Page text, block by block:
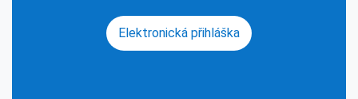
Elektronická přihláška